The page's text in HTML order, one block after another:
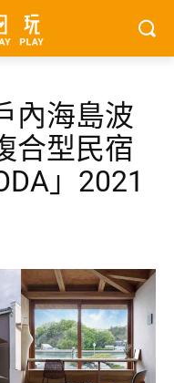
內海島波
合型民宿
」2021